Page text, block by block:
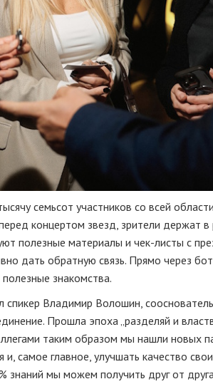
семьсот участников со всей
концертом звезд, зрители держат
полезные материалы и чек-листы с
дать обратную связь. Прямо через
полезные знакомства.
спикер Владимир Волошин,
Прошла эпоха „разделяй и
таким образом мы нашли новых
самое главное, улучшать качество
мы можем получить друг от